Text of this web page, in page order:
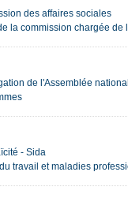
des affaires sociales
la commission chargée
de l'Assemblée
- Sida
travail et maladies